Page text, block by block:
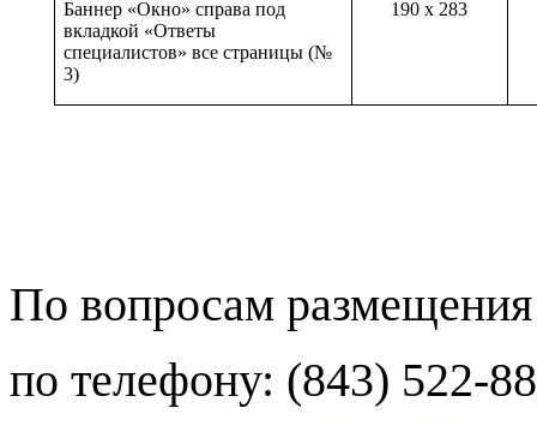
Баннер «Окно» справа под
вкладкой «Ответы
специалистов» все страницы (№
3)
190 x 283
По вопросам
по телефону: (843) 522-